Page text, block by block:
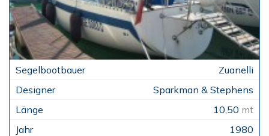
Zuanelli
Sparkman & Stephens
10,50 mt
1980